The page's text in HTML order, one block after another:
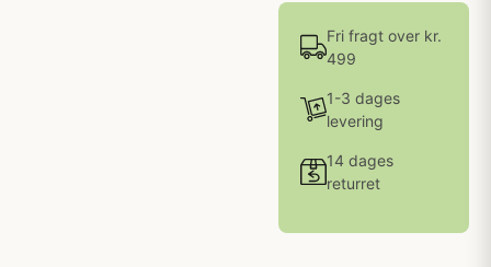
Fri fragt over kr.
499
1-3 dages
levering
14 dages
returret